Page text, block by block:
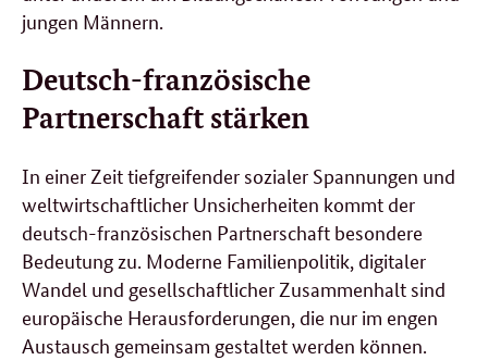
jungen Männern.
Deutsch-französische
Partnerschaft stärken
In einer Zeit tiefgreifender sozialer Spannungen und
weltwirtschaftlicher Unsicherheiten kommt der
deutsch-französischen Partnerschaft besondere
Bedeutung zu. Moderne Familienpolitik, digitaler
Wandel und gesellschaftlicher Zusammenhalt sind
europäische Herausforderungen, die nur im engen
Austausch gemeinsam gestaltet werden können.